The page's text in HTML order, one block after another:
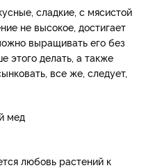
сладкие, с мясистой
не высокое, достигает
выращивать его без
этого делать, а также
все же, следует,
любовь растений к